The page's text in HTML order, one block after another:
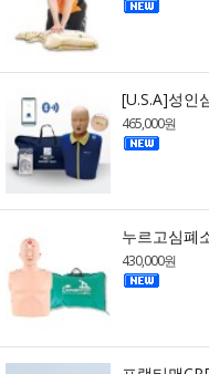
[U.S.A]성인
465,000원
누르고심폐
430,000원